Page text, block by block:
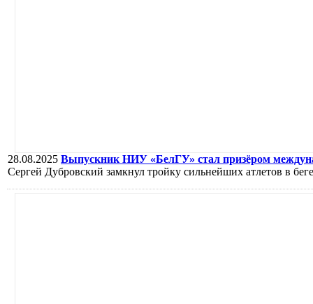
28.08.2025 Выпускник НИУ «БелГУ» стал призёром
Сергей Дубровский замкнул тройку сильнейших атлетов в